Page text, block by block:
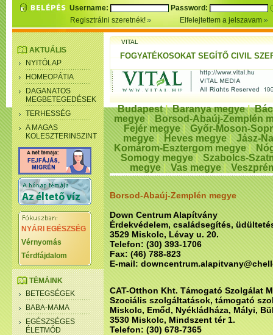
Username:
Password:
Regisztrálni szeretnék!
Elfelejtettem a jelszavam
AKTUÁLIS
NYITÓLAP
HOMEOPÁTIA
DAGANATOS
MEGBETEGEDÉSEK
TERHESSÉG
A MAGAS
KOLESZTERINSZINT
NYÁRI EGÉSZSÉG
Vérnyomás
Térdfájdalom
TÉMÁINK
BETEGSÉGEK
BABA-MAMA
EGÉSZSÉGES
ÉLETMÓD
VITAL
FOGYATÉKOSOKAT SEGÍTŐ CIVIL
Budapest|Baranya megye|
megye|Borsod-Abaúj-Zemplén
Fejér megye|Győr-Moson-
megye|Heves megye|Jász-
Komárom-Esztergom megye|
Somogy megye|Szabolcs-
megye|Vas megye|
Borsod-Abaúj-Zemplén megye
Down Centrum Alapítvány
Érdekvédelem, családsegítés,
3529 Miskolc, Lévay u. 20.
Telefon: (30) 393-1706
Fax: (46) 788-823
E-mail:
CAT-Otthon Kht. Támogató Szolgálat
Szociális szolgáltatások, támogató
Miskolc, Emőd, Nyékládháza, Mályi,
3530 Miskolc, Mindszent tér 1.
Telefon: (30) 678-7365